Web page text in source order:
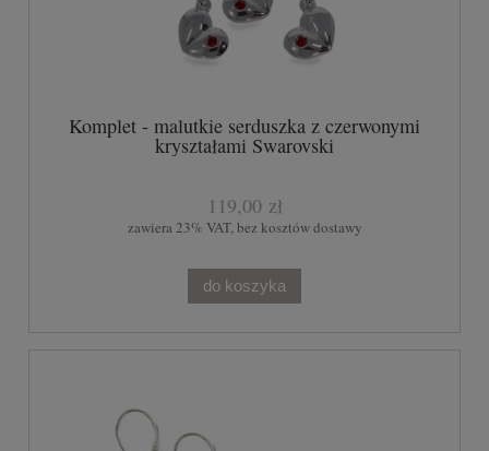
Komplet - malutkie serduszka z czerwonymi
kryształami Swarovski
119,00 zł
zawiera 23% VAT, bez kosztów dostawy
do koszyka